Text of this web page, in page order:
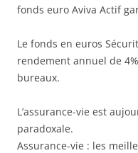
fonds euro Aviva Actif
Le fonds en euros
rendement annuel de
bureaux.
L’assurance-vie est
paradoxale.
Assurance-vie : les